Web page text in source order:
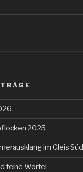
2025
im Gleis Süd
feine Worte!